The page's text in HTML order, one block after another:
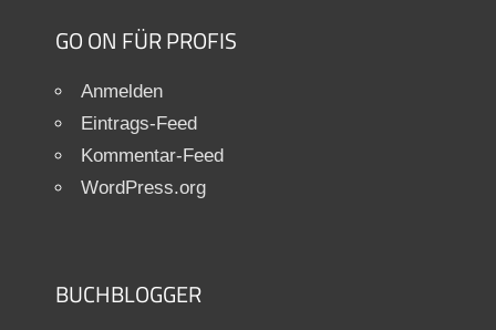
GO ON FÜR PROFIS
Anmelden
Eintrags-Feed
Kommentar-Feed
WordPress.org
BUCHBLOGGER